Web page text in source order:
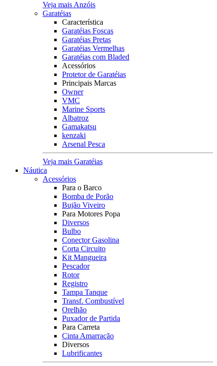
Veja mais Anzóis
Garatéias
Característica
Garatéias Foscas
Garatéias Pretas
Garatéias Vermelhas
Garatéias com Bladed
Acessórios
Protetor de Garatéias
Principais Marcas
Owner
VMC
Marine Sports
Albatroz
Gamakatsu
kenzaki
Arsenal Pesca
Veja mais Garatéias
Náutica
Acessórios
Para o Barco
Bomba de Porão
Bujão Viveiro
Para Motores Popa
Diversos
Bulbo
Conector Gasolina
Corta Circuito
Kit Mangueira
Pescador
Rotor
Registro
Tampa Tanque
Transf. Combustível
Orelhão
Puxador de Partida
Para Carreta
Cinta Amarração
Diversos
Lubrificantes